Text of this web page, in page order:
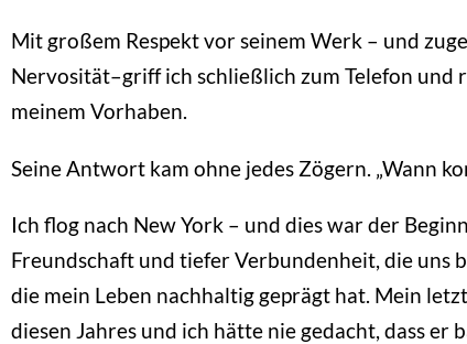
Mit großem Respekt vor seinem Werk – und
Nervosität–griff ich schließlich zum Telefon und
meinem Vorhaben.
Seine Antwort kam ohne jedes Zögern. „Wann
Ich flog nach New York – und dies war der
Freundschaft und tiefer Verbundenheit, die uns
die mein Leben nachhaltig geprägt hat. Mein
diesen Jahres und ich hätte nie gedacht, dass